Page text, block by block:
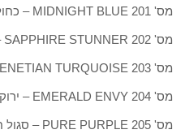
מס' 201 MIDNIGHT BLUE – כחול עמוק
מס' 202 SAPPHIRE STUNNER – כחול ספיר
מס' 203 VENETIAN TURQUOISE – טורקיז
מס' 204 EMERALD ENVY – ירוק אמרלד
מס' 205 PURE PURPLE – סגול חושני